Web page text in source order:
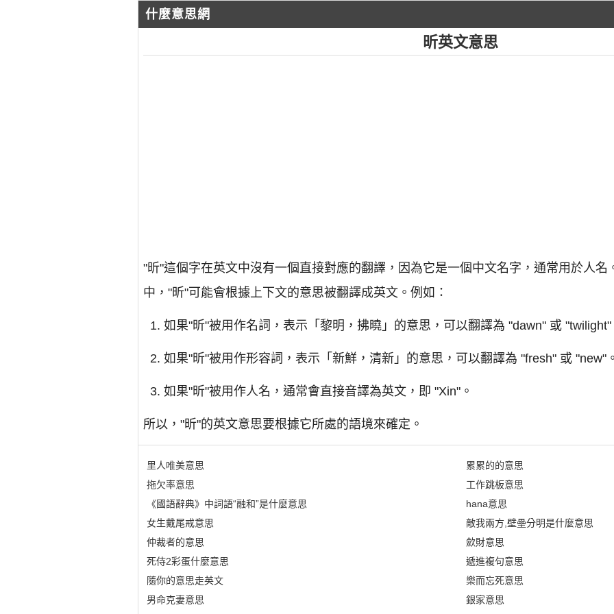
什麼意思網
昕英文意思
"昕"這個字在英文中沒有一個直接對應的翻譯，因為它是一個中文名字，通常用於人名
中，"昕"可能會根據上下文的意思被翻譯成英文。例如：
如果"昕"被用作名詞，表示「黎明，拂曉」的意思，可以翻譯為 "dawn" 或 "twilight"
如果"昕"被用作形容詞，表示「新鮮，清新」的意思，可以翻譯為 "fresh" 或 "new"
如果"昕"被用作人名，通常會直接音譯為英文，即 "Xin"。
所以，"昕"的英文意思要根據它所處的語境來確定。
里人唯美意思
拖欠率意思
《國語辭典》中詞語“融和”是什麼意思
女生戴尾戒意思
仲裁者的意思
死侍2彩蛋什麼意思
隨你的意思走英文
男命克妻意思
累累的的意思
工作跳板意思
hana意思
敵我兩方,壁壘分明是什麼意思
歛財意思
遞進複句意思
樂而忘死意思
銀家意思